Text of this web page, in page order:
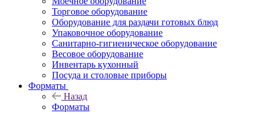
Торговое оборудование
Оборудование для раздачи готовых блюд
Упаковочное оборудование
Санитарно-гигиеническое оборудование
Весовое оборудование
Инвентарь кухонный
Посуда и столовые приборы
Форматы
Назад
Форматы